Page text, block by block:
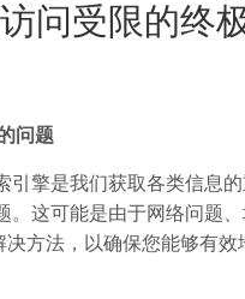
问受限的终
问题
引擎是我们获取各类信息
。这可能是由于网络问题
方法，以确保您能够有效